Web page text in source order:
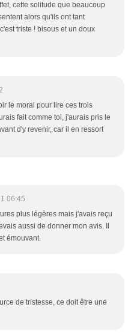
cette solitude que beaucoup
alors qu'ils ont tant
triste ! bisous et un doux
le moral pour lire ces trois
fait comme toi, j'aurais pris le
d'y revenir, car il en ressort
06:45
plus légères mais j'avais reçu
aussi de donner mon avis. Il
émouvant.
de tristesse, ce doit être une